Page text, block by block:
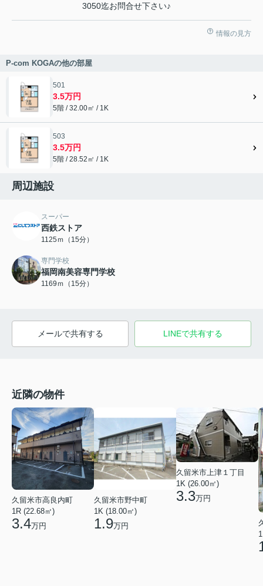
3050迄お問合せ下さい♪
情報の見方
P-com KOGAの他の部屋
501
3.5万円
5階 / 32.00㎡ / 1K
503
3.5万円
5階 / 28.52㎡ / 1K
周辺施設
スーパー
西鉄ストア
1125ｍ（15分）
専門学校
福岡南美容専門学校
1169ｍ（15分）
メールで共有する LINEで共有する
近隣の物件
久留米市高良内町
1R (22.68㎡)
3.4万円
久留米市野中町
1K (18.00㎡)
1.9万円
久留米市上津１丁目
1K (26.00㎡)
3.3万円